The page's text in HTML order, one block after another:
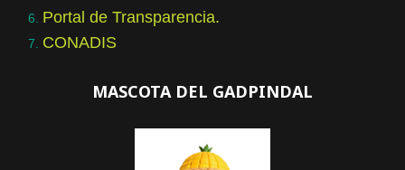
Portal de Transparencia.
CONADIS
MASCOTA DEL GADPINDAL